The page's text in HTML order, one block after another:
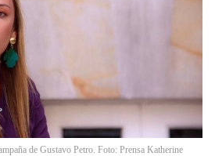
de Gustavo Petro. Foto: Prensa Katherine